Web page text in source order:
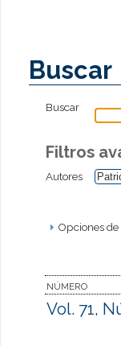
Buscar
Buscar
Filtros
Autores
Opciones
NÚMERO
Vol. 71,